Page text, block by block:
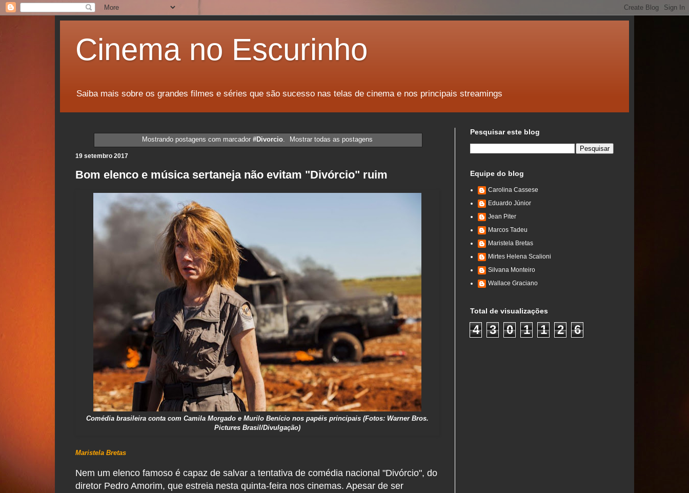
Cinema no Escurinho
Saiba mais sobre os grandes filmes e séries que são sucesso nas telas de cinema e nos principais streamings
Mostrando postagens com marcador #Divorcio. Mostrar todas as postagens
19 setembro 2017
Bom elenco e música sertaneja não evitam "Divórcio" ruim
Comédia brasileira conta com Camila Morgado e Murilo Benício nos papéis principais (Fotos: Warner Bros.
Pictures Brasil/Divulgação)
Maristela Bretas
Nem um elenco famoso é capaz de salvar a tentativa de comédia nacional "Divórcio", do
diretor Pedro Amorim, que estreia nesta quinta-feira nos cinemas. Apesar de ser
Pesquisar este blog
Equipe do blog
Carolina Cassese
Eduardo Júnior
Jean Piter
Marcos Tadeu
Maristela Bretas
Mirtes Helena Scalioni
Silvana Monteiro
Wallace Graciano
Total de visualizações
4 3 0 1 1 2 6